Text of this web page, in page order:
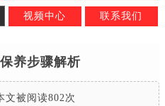
视频中心 联系我们
养步骤解析
文被阅读802次